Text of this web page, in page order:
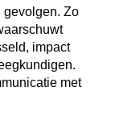
gevolgen. Zo
impact
met